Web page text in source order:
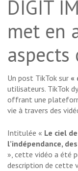
DIGIT
met en
aspects
Un post TikTok sur «
utilisateurs. TikTok
offrant une
vie à travers des
Intitulée « Le ciel
l’indépendance,
», cette vidéo a été
description de cette